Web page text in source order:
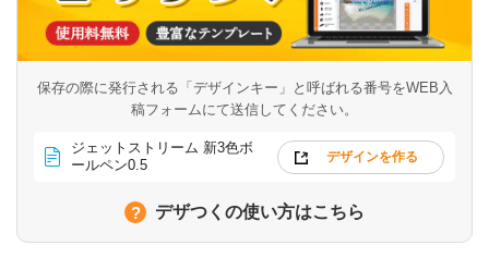
保存の際に発行される「デザインキー」と呼ばれる番号をWEB入
稿フォームにて送信してください。
ジェットストリーム 新3色ボ
ールペン0.5
デザインを作る
デザつくの使い方はこちら